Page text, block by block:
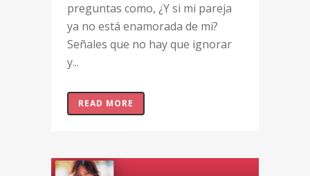
preguntas como, ¿Y si mi pareja
ya no está enamorada de mi?
Señales que no hay que ignorar
y...
READ MORE